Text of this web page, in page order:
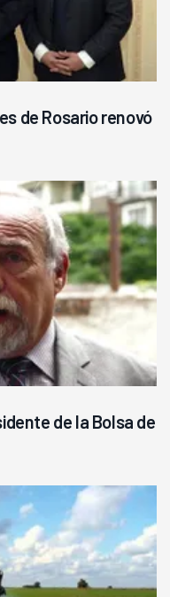
de Rosario renovó
de la Bolsa de